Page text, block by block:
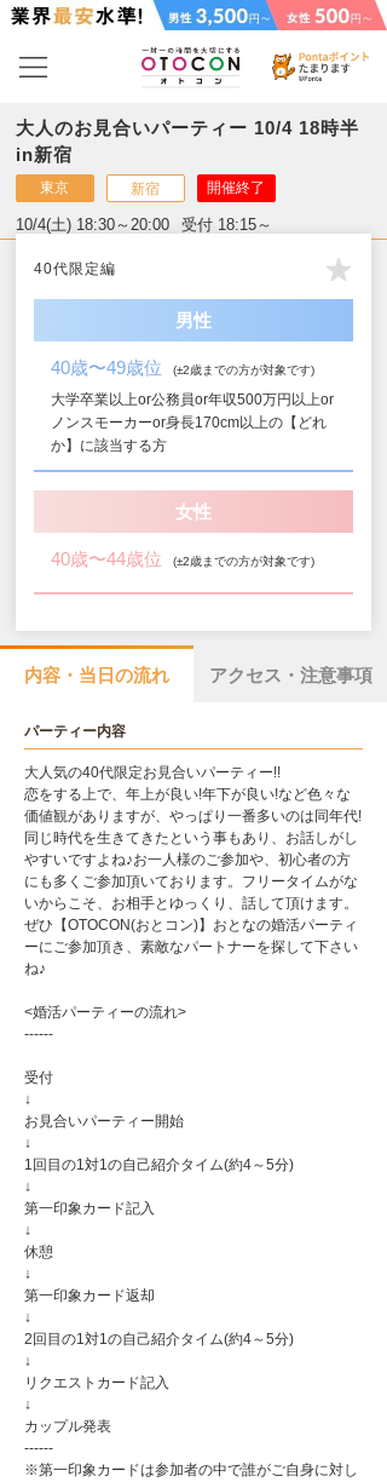
大人のお見合いパーティー 10/4 18時半
in新宿
東京 新宿 開催終了
10/4(土) 18:30～20:00 受付 18:15～
40代限定編
男性
40歳〜49歳位 (±2歳までの方が対象です)
大学卒業以上or公務員or年収500万円以上or
ノンスモーカーor身長170cm以上の【どれ
か】に該当する方
女性
40歳〜44歳位 (±2歳までの方が対象です)
内容・当日の流れ アクセス・注意事項
パーティー内容
大人気の40代限定お見合いパーティー!!
恋をする上で、年上が良い!年下が良い!など色々な
価値観がありますが、やっぱり一番多いのは同年代!
同じ時代を生きてきたという事もあり、お話しがし
やすいですよね♪お一人様のご参加や、初心者の方
にも多くご参加頂いております。フリータイムがな
いからこそ、お相手とゆっくり、話して頂けます。
ぜひ【OTOCON(おとコン)】おとなの婚活パーティ
ーにご参加頂き、素敵なパートナーを探して下さい
ね♪
<婚活パーティーの流れ>
------
受付
↓
お見合いパーティー開始
↓
1回目の1対1の自己紹介タイム(約4～5分)
↓
第一印象カード記入
↓
休憩
↓
第一印象カード返却
↓
2回目の1対1の自己紹介タイム(約4～5分)
↓
リクエストカード記入
↓
カップル発表
------
※第一印象カードは参加者の中で誰がご自身に対し